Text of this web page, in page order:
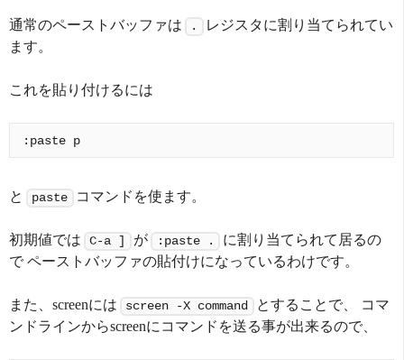
通常のペーストバッファは .
レジスタに割り当てられてい
ます。
これを貼り付けるには
と paste コマンドを使ます。
初期値では C-a ] が :paste .
に割り当てられて居るの
で ペーストバッファの貼付けになっているわけです。
また、screenには screen -X command
とすることで、 コマ
ンドラインからscreenにコマンドを送る事が出来るので、